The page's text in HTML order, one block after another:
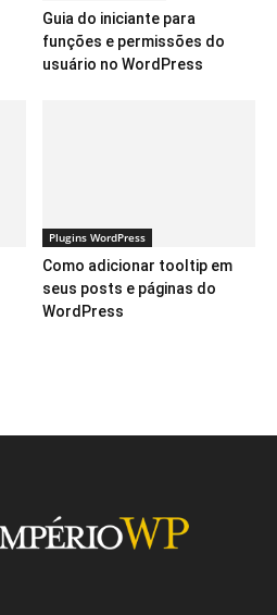
Guia do iniciante para
funções e permissões do
usuário no WordPress
Plugins WordPress
Como adicionar tooltip em
seus posts e páginas do
WordPress